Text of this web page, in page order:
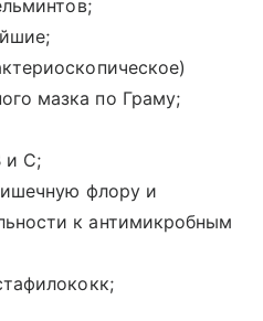
мазка по Граму;
и С;
флору и
к антимикробным